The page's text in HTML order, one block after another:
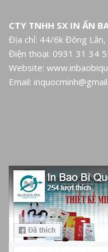
CTY TNHH SX IN ẤN
Địa chỉ: 44/6k Đông
Điện thoại: 0931 31 34
Website:
Email: